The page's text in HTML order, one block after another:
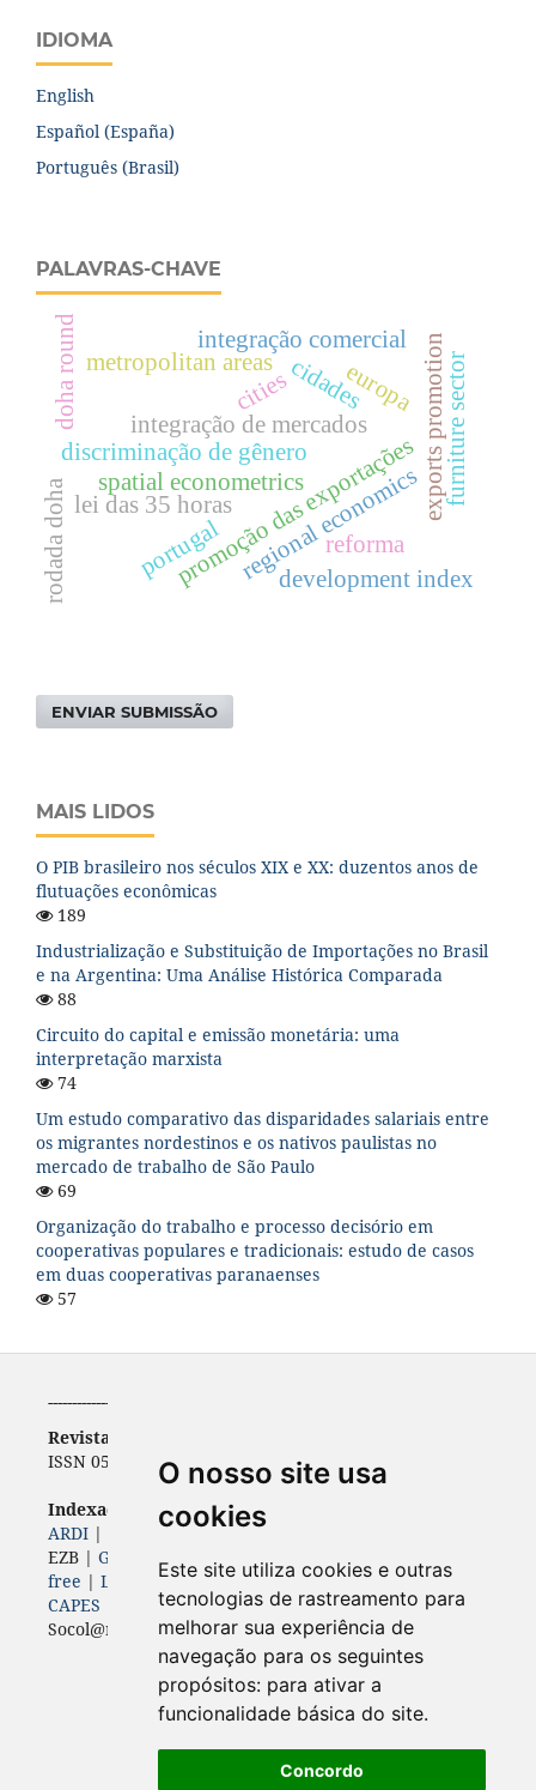
O nosso site usa
cookies
Este site utiliza cookies e outras
tecnologias de rastreamento para
melhorar sua experiência de
navegação para os seguintes
propósitos: para ativar a
funcionalidade básica do site.
Concordo
IDIOMA
English
Español (España)
Português (Brasil)
PALAVRAS-CHAVE
discriminação de gênero
promoção das exportações
regional economics
integração de mercados exports promotionfurniture sector
cidades
spatial econometrics
cities
integração comercial
metropolitan areas
development index
lei das 35 horas
rodada doha
doha round europa
portugal reforma
ENVIAR SUBMISSÃO
MAIS LIDOS
O PIB brasileiro nos séculos XIX e XX: duzentos anos de
flutuações econômicas
189
Industrialização e Substituição de Importações no Brasil
e na Argentina: Uma Análise Histórica Comparada
88
Circuito do capital e emissão monetária: uma
interpretação marxista
74
Um estudo comparativo das disparidades salariais entre
os migrantes nordestinos e os nativos paulistas no
mercado de trabalho de São Paulo
69
Organização do trabalho e processo decisório em
cooperativas populares e tradicionais: estudo de casos
em duas cooperativas paranaenses
57
-----------------------------------------------------------
Revista de Economia
ISSN 0556-5782 | e-ISSN 2316-9397
Indexadores (Bases, diretórios e portais)
ARDI| |Diadorim|Dimensions
EZB | Genamics
free | Latindex|LivRe |OAJI| Open Air |Periódicos
CAPES
ROAD|Sherpa Romeo|
Socol@r |
Sumários|World Wide Science